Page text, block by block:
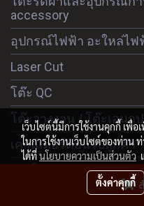
โต๊ะรีดผ้าและอุปกรณ์กา
accessory
อุปกรณ์ไฟฟ้า อะใหล่ไฟ
Laser Cut
โต๊ะ QC
โต๊ะวางงาน / โต๊ะเอนก
เคาน์เตอร์ต้อนรับลูกค้า
รถเข็น กระบะผ้า /
เว็บไซต์นี้มีการใช้งานคุกกี้ เพื่
ในการใช้งานเว็บไซต์ของท่าน
ได้ที่นโยบายความเป็นส่วนตัว
ตั้งค่าคุกกี้